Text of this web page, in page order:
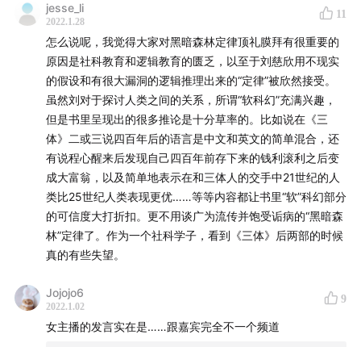
00:06:21—00:14:57
00:16:02—00:23:11如何对待文学里的政治内容？
00:23:11—00:28:39中国幻想小说的民族隐喻
00:28:39 —00:37:26 历史幻想的融梗嫌疑
——本段中提及刘宇昆小说名为《七王之战》
——本段中提及盖伊·加夫里尔·凯小说名为《天下》与《阿
拉桑雄狮》
——“炼金术战争”系列作者为伊恩·特里吉利斯
jesse_li
2022.1.28
11
怎么说呢，我觉得大家对黑暗森林定律顶礼膜拜有很重要的
原因是社科教育和逻辑教育的匮乏，以至于刘慈欣用不现实
的假设和有很大漏洞的逻辑推理出来的“定律”被欣然接受。
虽然刘对于探讨人类之间的关系，所谓“软科幻”充满兴趣，
但是书里呈现出的很多推论是十分草率的。比如说在《三
体》二或三说四百年后的语言是中文和英文的简单混合，还
有说程心醒来后发现自己四百年前存下来的钱利滚利之后变
成大富翁，以及简单地表示在和三体人的交手中21世纪的人
类比25世纪人类表现更优……等等内容都让书里“软”科幻部分
的可信度大打折扣。更不用谈广为流传并饱受诟病的“黑暗森
林”定律了。作为一个社科学子，看到《三体》后两部的时候
真的有些失望。
Jojojo6
2022.1.02
9
女主播的发言实在是……跟嘉宾完全不一个频道